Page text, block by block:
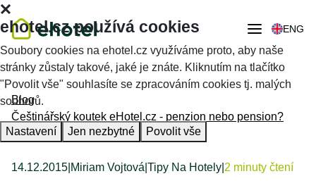
ENG
Blog
Češtinářský koutek eHotel.cz - penzion nebo pension?
14.12.2015 Miriam Vojtová Tipy Na Hotely 2 minuty čtení
ehotel.cz používá cookies
Soubory cookies na ehotel.cz využíváme proto, aby naše
stránky zůstaly takové, jaké je znáte. Kliknutím na tlačítko
"Povolit vše" souhlasíte se zpracováním cookies tj. malých
souborů.
Nastavení Jen nezbytné Povolit vše